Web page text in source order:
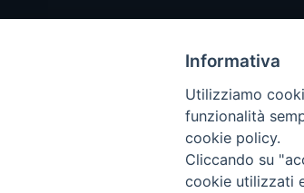
Copyright © 2019 - Tutti i diritti
Informativa
Utilizziamo
funzionalità
cookie policy.
Cliccando su
cookie utilizzati